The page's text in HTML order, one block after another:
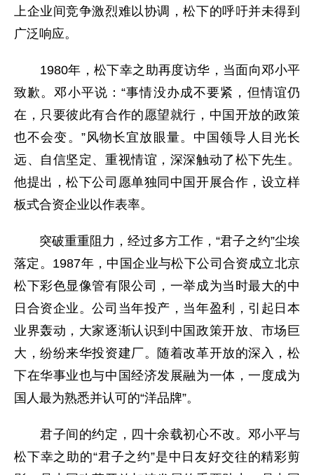
上企业间竞争激烈难以协调，松下的呼吁并未得到
广泛响应。
1980年，松下幸之助再度访华，当面向邓小平
致歉。邓小平说：“事情没办成不要紧，但情谊仍
在，只要彼此有合作的愿望就行，中国开放的政策
也不会变。”风物长宜放眼量。中国领导人目光长
远、自信坚定、重视情谊，深深触动了松下先生。
他提出，松下公司愿单独同中国开展合作，设立样
板式合资企业以作表率。
突破重重阻力，经过多方工作，“君子之约”尘埃
落定。1987年，中国企业与松下公司合资成立北京
松下彩色显像管有限公司，一举成为当时最大的中
日合资企业。公司当年投产，当年盈利，引起日本
业界轰动，大家逐渐认识到中国政策开放、市场巨
大，纷纷来华投资建厂。随着改革开放的深入，松
下在华事业也与中国经济发展融为一体，一度成为
国人最为熟悉并认可的“洋品牌”。
君子间的约定，四十余载初心不改。邓小平与
松下幸之助的“君子之约”是中日友好交往的精彩剪